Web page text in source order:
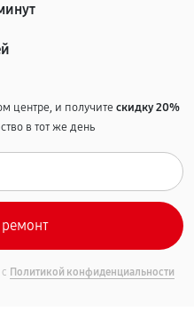
центре, и получитескидку 20%
в тот же день
Политикой конфиденциальности